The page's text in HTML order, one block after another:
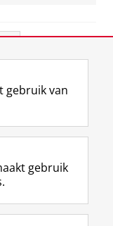
R
S
-
f
e
I
n
t
r
Y
o
T
e
gebruik van
gebruik